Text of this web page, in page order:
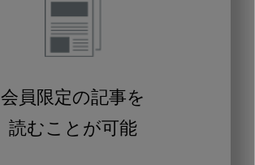
会員限定の記事を
読むことが可能